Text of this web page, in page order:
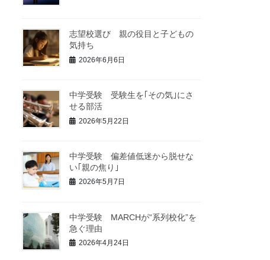
志望校選び 親の役目と子どもの
気持ち
2026年6月6日
中学受験 受験生を｢その気｣にさ
せる部活
2026年5月22日
中学受験 偏差値低迷から脱せな
い｢親の焦り｣
2026年5月7日
中学受験 MARCHが“系列校化”を
急ぐ理由
2026年4月24日